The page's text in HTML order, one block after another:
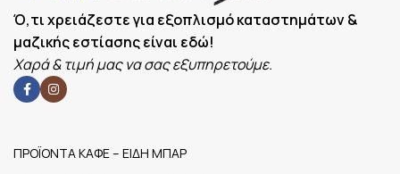
Ό,τι χρειάζεστε για εξοπλισμό καταστημάτων &
μαζικής εστίασης είναι εδώ!
Χαρά & τιμή μας να σας εξυπηρετούμε.
ΠΡΟΪΟΝΤΑ ΚΑΦΕ – ΕΙΔΗ ΜΠΑΡ